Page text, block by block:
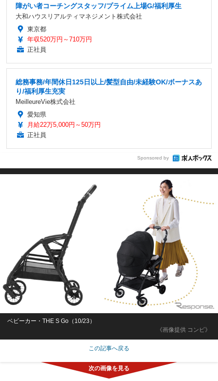
障がい者コーチングスタッフ/プライム上場G/福利厚生
大和ハウスリアルティマネジメント株式会社
東京都
年収520万円～710万円
正社員
総務事務/年間休日125日以上/髪型自由/未経験OK/ボーナスあ
り/福利厚生充実
MeilleureVie株式会社
愛知県
月給22万5,000円～50万円
正社員
Sponsored by
《画像提供 コンビ》
ベビーカー・THE S Go（10/23）
この記事へ戻る